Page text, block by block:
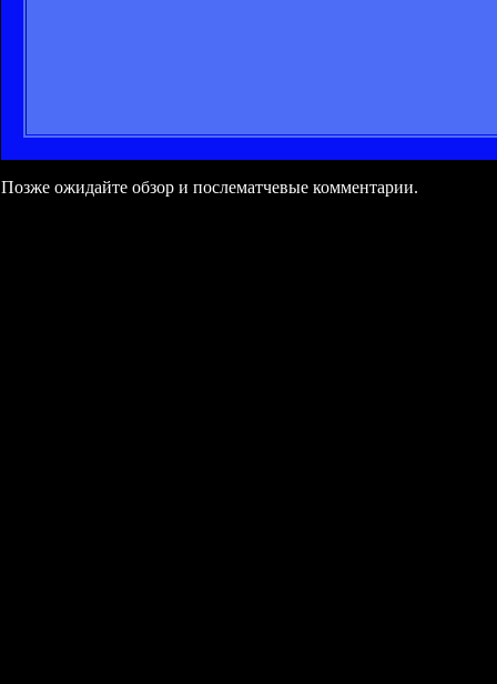
Позже ожидайте обзор и послематчевые комментарии.